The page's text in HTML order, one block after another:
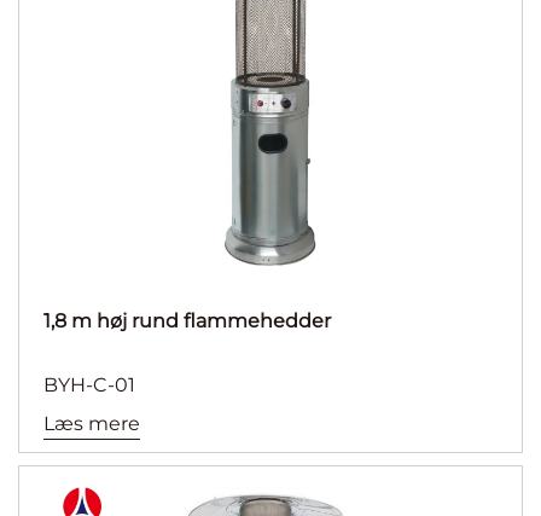
1,8 m høj rund flammehedder
BYH-C-01
Læs mere